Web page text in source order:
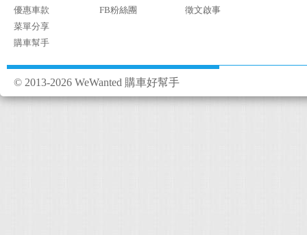
優惠車款
菜單分享
購車幫手
FB粉絲團
徵文啟事
© 2013-2026 WeWanted 購車好幫手